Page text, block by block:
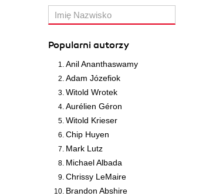
Popularni autorzy
Anil Ananthaswamy
Adam Józefiok
Witold Wrotek
Aurélien Géron
Witold Krieser
Chip Huyen
Mark Lutz
Michael Albada
Chrissy LeMaire
Brandon Abshire